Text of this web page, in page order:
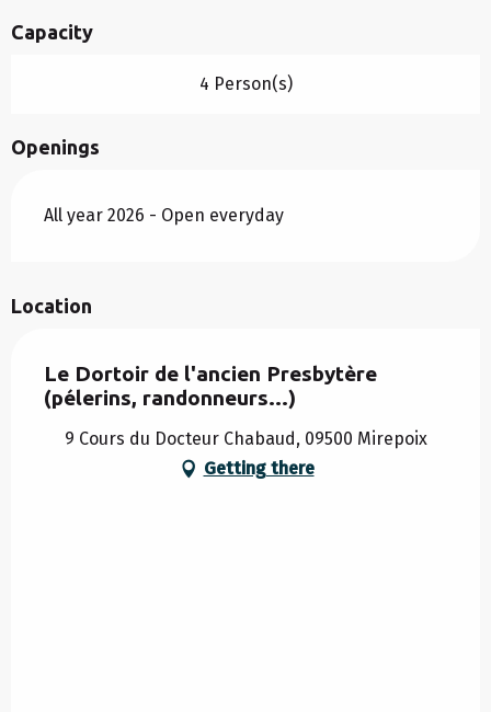
Capacity
4 Person(s)
Openings
All year 2026 - Open everyday
Location
Le Dortoir de l'ancien Presbytère
(pélerins, randonneurs...)
9 Cours du Docteur Chabaud, 09500 Mirepoix
Getting there